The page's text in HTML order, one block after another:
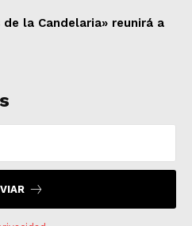
la Candelaria» reunirá a